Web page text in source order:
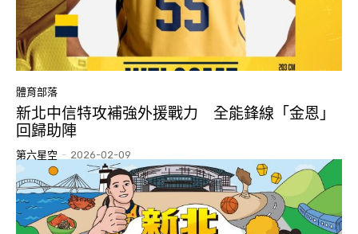
體育部落
新北中信特攻補強外援戰力 全能鋒線「金恩」
回歸助陣
第六星空 - 2026-02-09